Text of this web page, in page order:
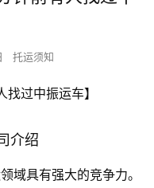
托运须知
过中振运车】
介绍
域具有强大的竞争力。